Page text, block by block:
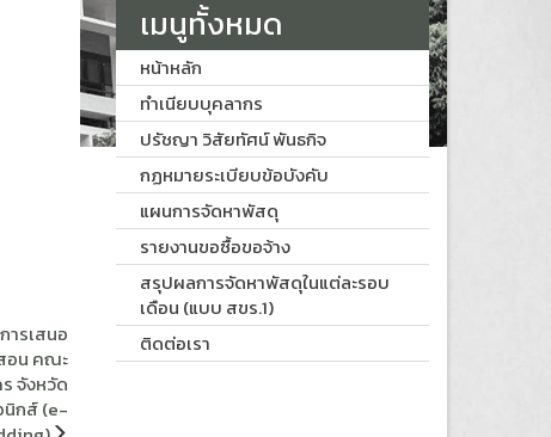
ารเสนอ
อน คณะ
จังหวัด
นิกส์ (e-
เมนูทั้งหมด
หน้าหลัก
ทำเนียบบุคลากร
ปรัชญา วิสัยทัศน์ พันธกิจ
กฏหมายระเบียบข้อบังคับ
แผนการจัดหาพัสดุ
รายงานขอซื้อขอจ้าง
สรุปผลการจัดหาพัสดุในแต่ละรอบ
เดือน (แบบ สขร.1)
ติดต่อเรา